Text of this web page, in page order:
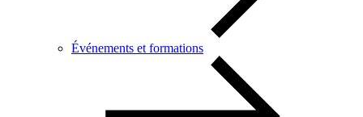
Événements et formations